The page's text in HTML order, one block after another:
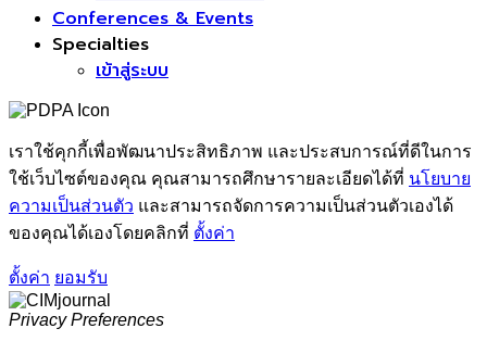
Conferences & Events
Specialties
เข้าสู่ระบบ
เราใช้คุกกี้เพื่อพัฒนาประสิทธิภาพ และประสบการณ์ที่ดีในการ
ใช้เว็บไซต์ของคุณ คุณสามารถศึกษารายละเอียดได้ที่ นโยบาย
ความเป็นส่วนตัว และสามารถจัดการความเป็นส่วนตัวเองได้
ของคุณได้เองโดยคลิกที่ ตั้งค่า
ตั้งค่า ยอมรับ
Privacy Preferences